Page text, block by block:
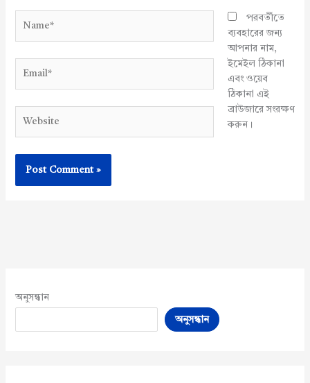
পরবর্তীতে
ব্যবহারের জন্য
আপনার নাম,
ইমেইল ঠিকানা
এবং ওয়েব
ঠিকানা এই
ব্রাউজারে সংরক্ষণ
করুন।
অনুসন্ধান
অনুসন্ধান